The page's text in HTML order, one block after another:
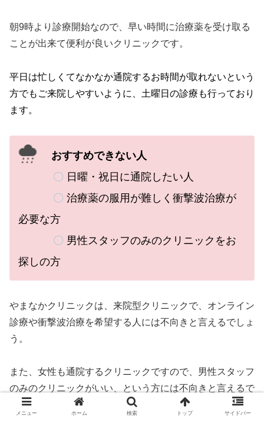
朝9時より診療開始なので、早い時間に治療薬を受け取る
ことが出来て便利が良いクリニックです。
平日は忙しくてなかなか通院するお時間が取れないという
方でもご来院しやすいように、土曜日の診療も行っており
ます。
おすすめできない人
〇 日曜・祝日に通院したい人
〇 治療薬の服用が難しく衝撃波治療が
必要な方
〇 男性スタッフのみのクリニックをお
探しの方
やまなかクリニックは、来院型クリニックで、オンライン
診療や衝撃波治療を希望する人には不向きと言えるでしょ
う。
また、女性も通院するクリニックですので、男性スタッフ
のみのクリニックがいい、という方には不向きと言えるで
しょう。
メニュー ホーム 検索 トップ サイドバー